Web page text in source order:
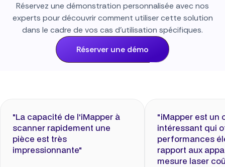
Réservez une démonstration personnalisée avec nos
experts pour découvrir comment utiliser cette solution
dans le cadre de vos cas d'utilisation spécifiques.
Réserver une démo
"La capacité de l'iMapper à
scanner rapidement une
pièce est très
impressionnante"
"iMapper est un
intéressant qui
performances
rapport aux
mesure laser